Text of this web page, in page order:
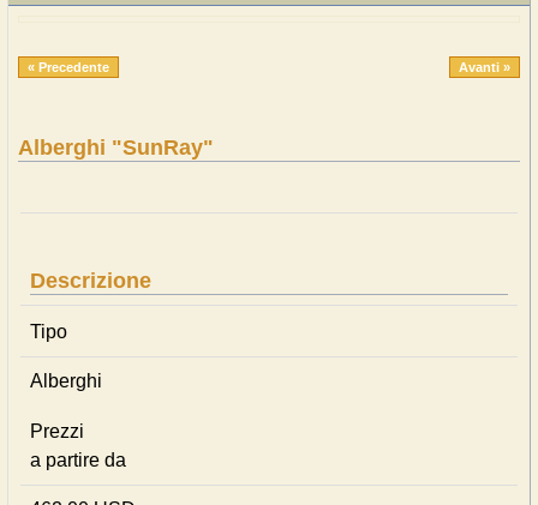
« Precedente Avanti »
Alberghi "SunRay"
Descrizione
Tipo
Alberghi
Prezzi
a partire da